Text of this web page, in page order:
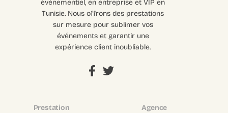
événementiel, en entreprise et VIP en
Tunisie. Nous offrons des prestations
sur mesure pour sublimer vos
événements et garantir une
expérience client inoubliable.
Prestation
Agence